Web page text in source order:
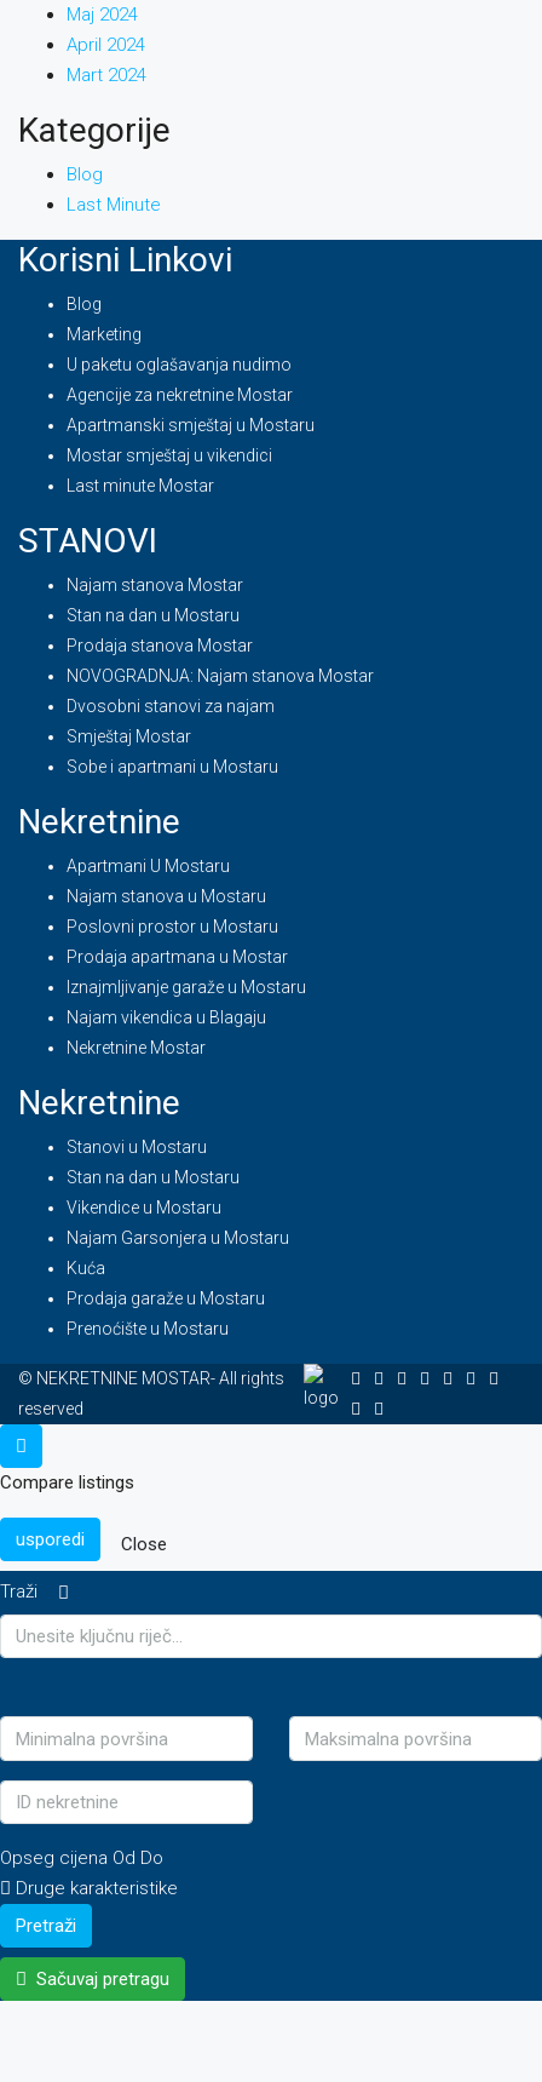
Maj 2024
April 2024
Mart 2024
Kategorije
Blog
Last Minute
Korisni Linkovi
Blog
Marketing
U paketu oglašavanja nudimo
Agencije za nekretnine Mostar
Apartmanski smještaj u Mostaru
Mostar smještaj u vikendici
Last minute Mostar
STANOVI
Najam stanova Mostar
Stan na dan u Mostaru
Prodaja stanova Mostar
NOVOGRADNJA: Najam stanova Mostar
Dvosobni stanovi za najam
Smještaj Mostar
Sobe i apartmani u Mostaru
Nekretnine
Apartmani U Mostaru
Najam stanova u Mostaru
Poslovni prostor u Mostaru
Prodaja apartmana u Mostar
Iznajmljivanje garaže u Mostaru
Najam vikendica u Blagaju
Nekretnine Mostar
Nekretnine
Stanovi u Mostaru
Stan na dan u Mostaru
Vikendice u Mostaru
Najam Garsonjera u Mostaru
Kuća
Prodaja garaže u Mostaru
Prenoćište u Mostaru
© NEKRETNINE MOSTAR- All rights
reserved
Compare listings
usporedi Close
Traži
Opseg cijena Od Do
Druge karakteristike
Pretraži
Sačuvaj pretragu